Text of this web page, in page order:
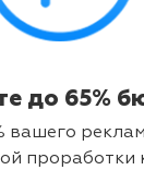
до 65%
вашего
проработки